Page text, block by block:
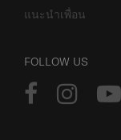
แนะนำเพื่อน
FOLLOW US